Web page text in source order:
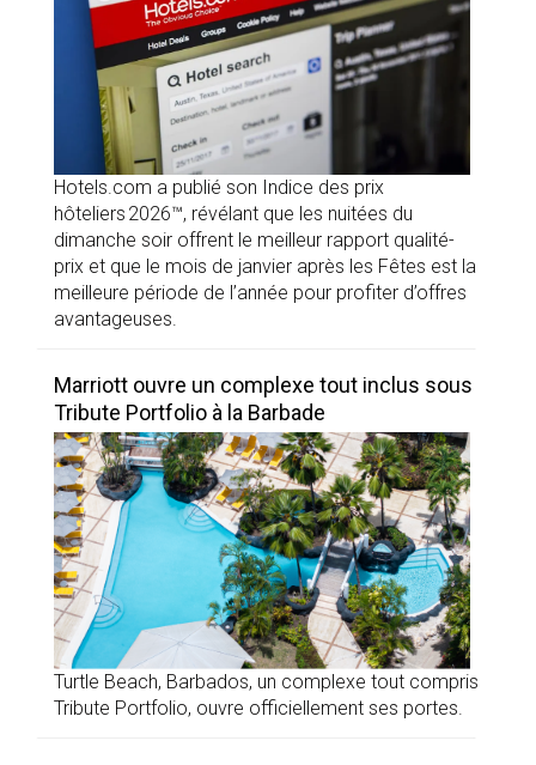
Hotels.com a publié son Indice des prix
hôteliers 2026™, révélant que les nuitées du
dimanche soir offrent le meilleur rapport qualité-
prix et que le mois de janvier après les Fêtes est la
meilleure période de l’année pour profiter d’offres
avantageuses.
Marriott ouvre un complexe tout inclus sous
Tribute Portfolio à la Barbade
Turtle Beach, Barbados, un complexe tout compris
Tribute Portfolio, ouvre officiellement ses portes.